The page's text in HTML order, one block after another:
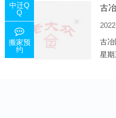
电
古冶
星期
中迁Q
Q
搬家预
约